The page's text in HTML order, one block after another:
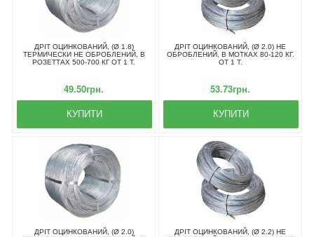
ДРІТ ОЦИНКОВАНИЙ, (Ø 1.8)
ТЕРМИЧЕСКИ НЕ ОБРОБЛЕНИЙ, В
РОЗЕТТАХ 500-700 КГ ОТ 1 Т.
49.50грн.
КУПИТИ
ДРІТ ОЦИНКОВАНИЙ, (Ø 2.0) НЕ
ОБРОБЛЕНИЙ, В МОТКАХ 80-120 КГ.
ОТ 1 Т.
53.73грн.
КУПИТИ
ДРІТ ОЦИНКОВАНИЙ, (Ø 2.0)
ДРІТ ОЦИНКОВАНИЙ, (Ø 2.2) НЕ